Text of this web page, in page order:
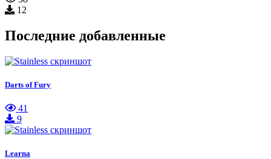
12
Последние добавленные
Darts of Fury
41
9
Learna